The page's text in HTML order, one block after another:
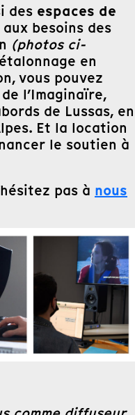
des espaces de
aux besoins des
(photos ci-
en
vous pouvez
l’Imaginaïre,
de Lussas, en
Et la location
le soutien à
pas à nous